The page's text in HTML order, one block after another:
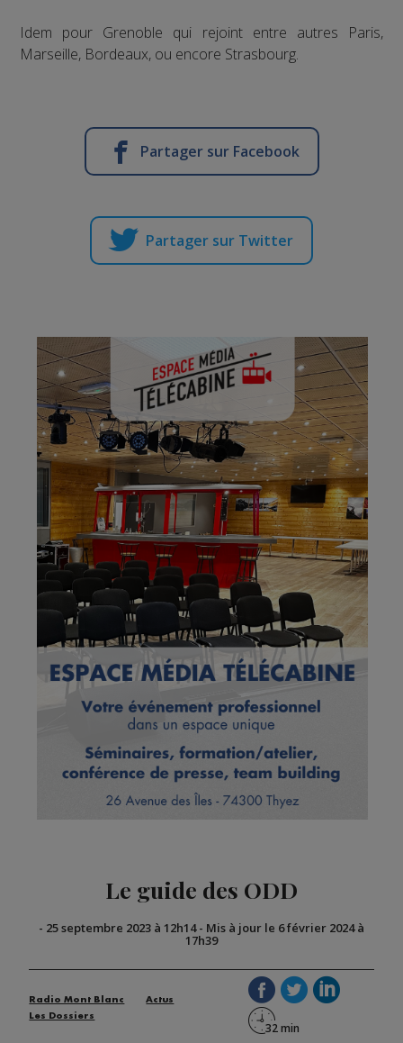
Idem pour Grenoble qui rejoint entre autres Paris,
Marseille, Bordeaux, ou encore Strasbourg.
Partager sur Facebook
Partager sur Twitter
Le guide des ODD
- 25 septembre 2023 à 12h14- Mis à jour le 6 février 2024 à
17h39
Radio Mont Blanc
Actus
Les Dossiers